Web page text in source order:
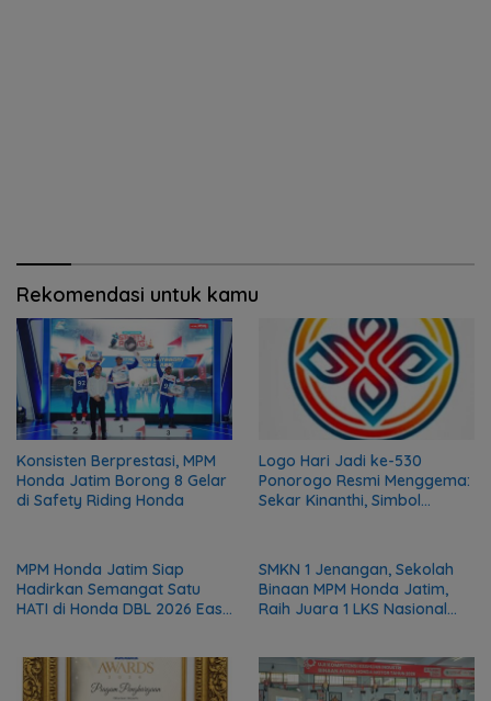
Rekomendasi untuk kamu
Konsisten Berprestasi, MPM
Honda Jatim Borong 8 Gelar
di Safety Riding Honda
Logo Hari Jadi ke-530
Ponorogo Resmi Menggema:
Sekar Kinanthi, Simbol
MPM Honda Jatim Siap
Hadirkan Semangat Satu
HATI di Honda DBL 2026 East
SMKN 1 Jenangan, Sekolah
Binaan MPM Honda Jatim,
Raih Juara 1 LKS Nasional